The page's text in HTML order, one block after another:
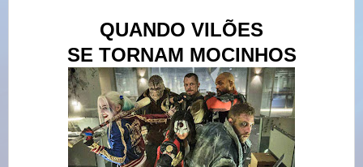
QUANDO VILÕES
SE TORNAM MOCINHOS